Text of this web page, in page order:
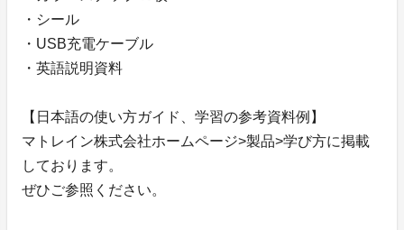
・シール
・USB充電ケーブル
・英語説明資料
【日本語の使い方ガイド、学習の参考資料例】
マトレイン株式会社ホームページ>製品>学び方に掲載
しております。
ぜひご参照ください。